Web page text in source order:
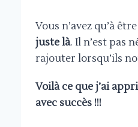
Vous n’avez qu’à
juste là. Il n’est pas
rajouter lorsqu’ils
Voilà ce que j’ai
avec succès !!!